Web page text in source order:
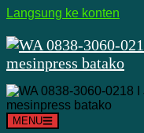
Langsung ke konten
MENU